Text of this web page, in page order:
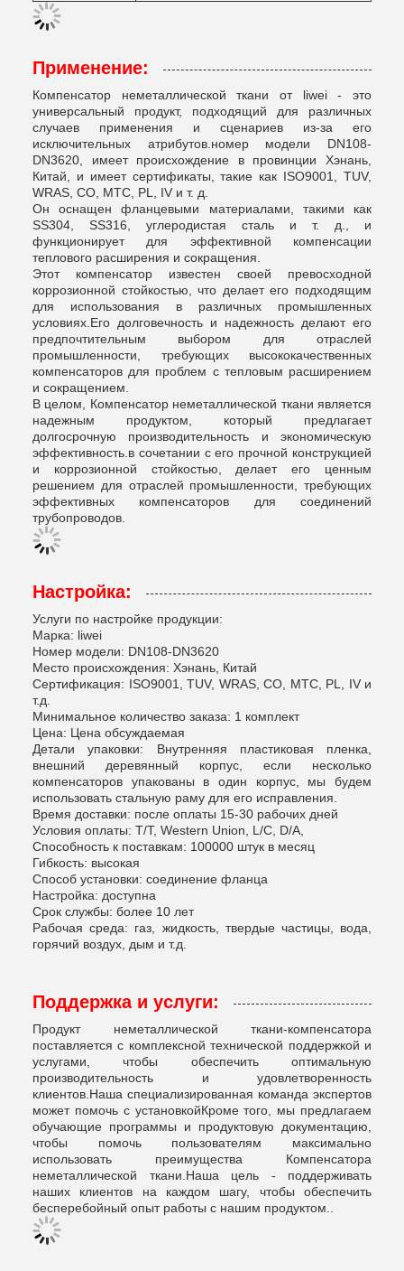
Применение:
Компенсатор неметаллической ткани от liwei - это
универсальный продукт, подходящий для различных
случаев применения и сценариев из-за его
исключительных атрибутов.номер модели DN108-
DN3620, имеет происхождение в провинции Хэнань,
Китай, и имеет сертификаты, такие как ISO9001, TUV,
WRAS, CO, MTC, PL, IV и т. д.
Он оснащен фланцевыми материалами, такими как
SS304, SS316, углеродистая сталь и т. д., и
функционирует для эффективной компенсации
теплового расширения и сокращения.
Этот компенсатор известен своей превосходной
коррозионной стойкостью, что делает его подходящим
для использования в различных промышленных
условиях.Его долговечность и надежность делают его
предпочтительным выбором для отраслей
промышленности, требующих высококачественных
компенсаторов для проблем с тепловым расширением
и сокращением.
В целом, Компенсатор неметаллической ткани является
надежным продуктом, который предлагает
долгосрочную производительность и экономическую
эффективность.в сочетании с его прочной конструкцией
и коррозионной стойкостью, делает его ценным
решением для отраслей промышленности, требующих
эффективных компенсаторов для соединений
трубопроводов.
Настройка:
Услуги по настройке продукции:
Марка: liwei
Номер модели: DN108-DN3620
Место происхождения: Хэнань, Китай
Сертификация: ISO9001, TUV, WRAS, CO, MTC, PL, IV и
т.д.
Минимальное количество заказа: 1 комплект
Цена: Цена обсуждаемая
Детали упаковки: Внутренняя пластиковая пленка,
внешний деревянный корпус, если несколько
компенсаторов упакованы в один корпус, мы будем
использовать стальную раму для его исправления.
Время доставки: после оплаты 15-30 рабочих дней
Условия оплаты: T/T, Western Union, L/C, D/A,
Способность к поставкам: 100000 штук в месяц
Гибкость: высокая
Способ установки: соединение фланца
Настройка: доступна
Срок службы: более 10 лет
Рабочая среда: газ, жидкость, твердые частицы, вода,
горячий воздух, дым и т.д.
Поддержка и услуги:
Продукт неметаллической ткани-компенсатора
поставляется с комплексной технической поддержкой и
услугами, чтобы обеспечить оптимальную
производительность и удовлетворенность
клиентов.Наша специализированная команда экспертов
может помочь с установкойКроме того, мы предлагаем
обучающие программы и продуктовую документацию,
чтобы помочь пользователям максимально
использовать преимущества Компенсатора
неметаллической ткани.Наша цель - поддерживать
наших клиентов на каждом шагу, чтобы обеспечить
бесперебойный опыт работы с нашим продуктом..